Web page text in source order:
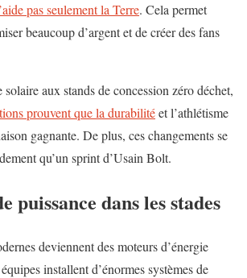
pas seulement la Terre. Cela permet
beaucoup d’argent et de créer des fans
solaire aux stands de concession zéro déchet,
prouvent que la durabilitéet l’athlétisme
gagnante. De plus, ces changements se
qu’un sprint d’Usain Bolt.
puissance dans les stades
deviennent des moteurs d’énergie
installent d’énormes systèmes de